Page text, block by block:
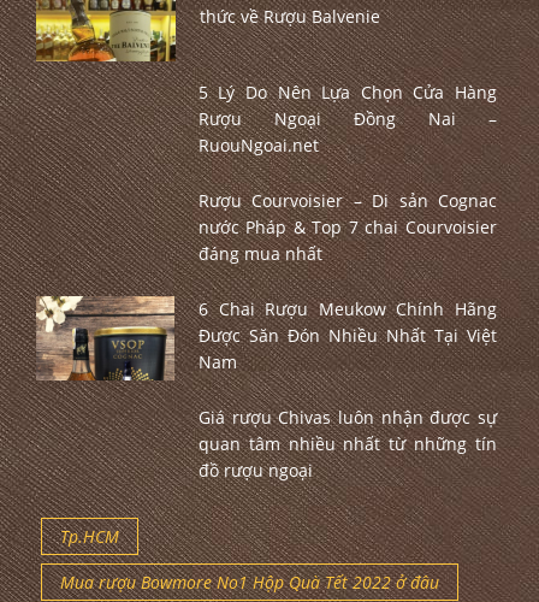
thức về Rượu Balvenie
5 Lý Do Nên Lựa Chọn Cửa Hàng
Rượu Ngoại Đồng Nai –
RuouNgoai.net
Rượu Courvoisier – Di sản Cognac
nước Pháp & Top 7 chai Courvoisier
đáng mua nhất
6 Chai Rượu Meukow Chính Hãng
Được Săn Đón Nhiều Nhất Tại Việt
Nam
Giá rượu Chivas luôn nhận được sự
quan tâm nhiều nhất từ những tín
đồ rượu ngoại
Tp.HCM
Mua rượu Bowmore No1 Hộp Quà Tết 2022 ở đâu